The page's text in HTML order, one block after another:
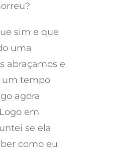
sim e que
uma
abraçamos e
um tempo
agora
em
se ela
como eu